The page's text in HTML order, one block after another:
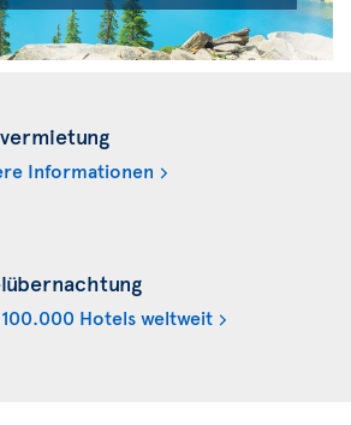
Informationen
Hotels weltweit